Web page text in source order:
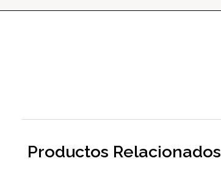
Productos Relacionados